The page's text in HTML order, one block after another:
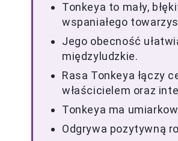
Tonkeya to mały,
wspaniałego
Jego obecność
międzyludzkie.
Rasa Tonkeya łączy
właścicielem oraz
Tonkeya ma
Odgrywa pozytywną